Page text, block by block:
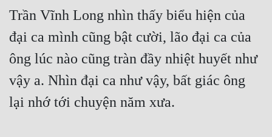
Trần Vĩnh Long nhìn thấy biểu hiện của
đại ca mình cũng bật cười, lão đại ca của
ông lúc nào cũng tràn đầy nhiệt huyết như
vậy a. Nhìn đại ca như vậy, bất giác ông
lại nhớ tới chuyện năm xưa.